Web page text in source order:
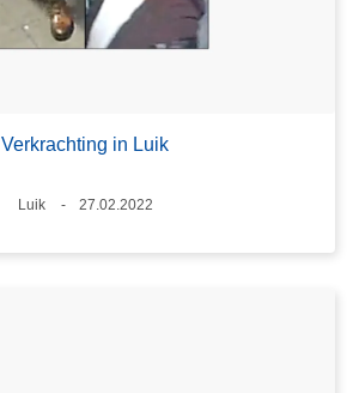
Verkrachting in Luik
Plaats
Luik
27.02.2022